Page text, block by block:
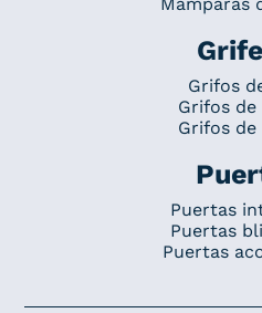
Grifos
Grifos de
Grifos de
Puertas
Puertas
Puertas